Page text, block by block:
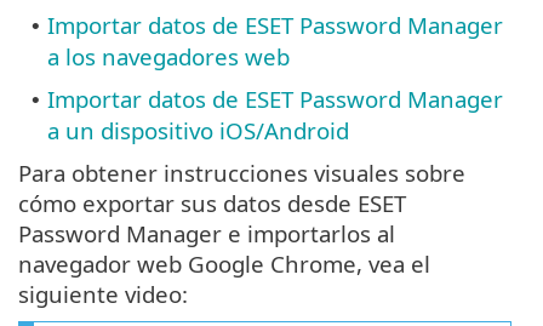
• Importar datos de ESET Password Manager
a los navegadores web
• Importar datos de ESET Password Manager
a un dispositivo iOS/Android
Para obtener instrucciones visuales sobre
cómo exportar sus datos desde ESET
Password Manager e importarlos al
navegador web Google Chrome, vea el
siguiente video: